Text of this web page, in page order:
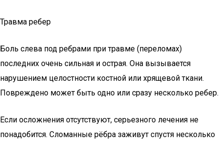
Травма ребер
Боль слева под ребрами при травме (переломах)
последних очень сильная и острая. Она вызывается
нарушением целостности костной или хрящевой ткани.
Повреждено может быть одно или сразу несколько ребер.
Если осложнения отсутствуют, серьезного лечения не
понадобится. Сломанные рёбра заживут спустя несколько